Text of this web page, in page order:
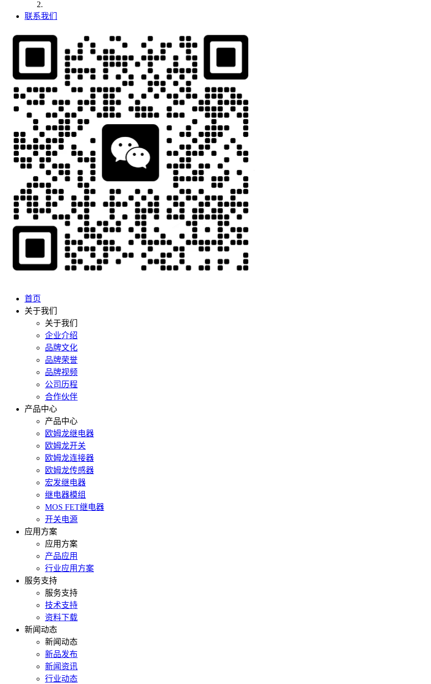
联系我们
首页
关于我们
关于我们
企业介绍
品牌文化
品牌荣誉
品牌视频
公司历程
合作伙伴
产品中心
产品中心
欧姆龙继电器
欧姆龙开关
欧姆龙连接器
欧姆龙传感器
宏发继电器
继电器模组
MOS FET继电器
开关电源
应用方案
应用方案
产品应用
行业应用方案
服务支持
服务支持
技术支持
资料下载
新闻动态
新闻动态
新品发布
新闻资讯
行业动态